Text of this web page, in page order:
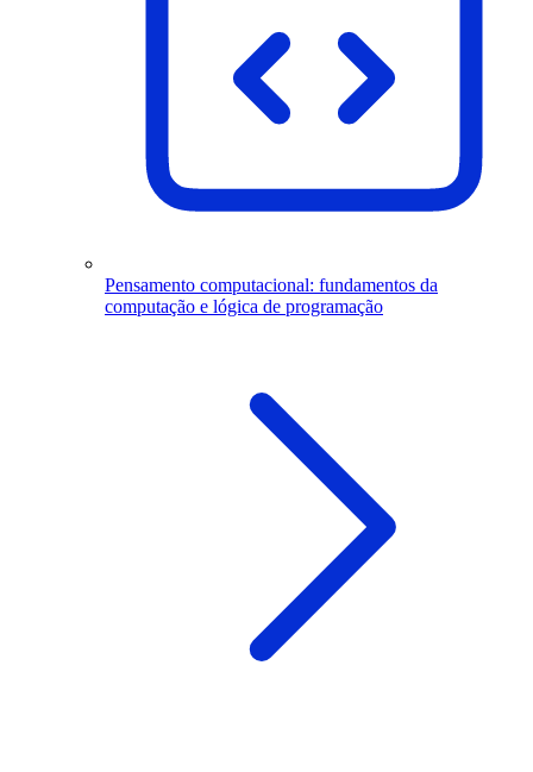
Pensamento computacional: fundamentos da
computação e lógica de programação